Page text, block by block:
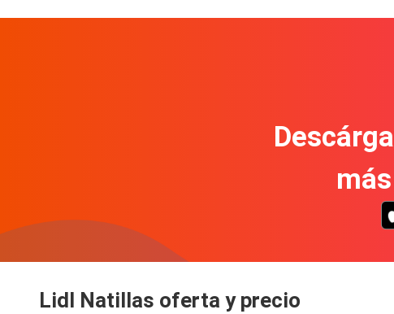
Lidl Natillas oferta y precio